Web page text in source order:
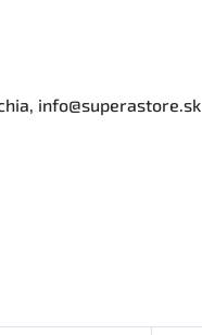
info@superastore.sk